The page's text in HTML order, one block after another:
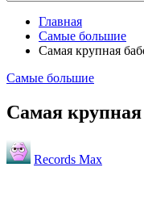
Главная
Самые большие
Самая крупная
Опубликовано
Самые большие
Самая крупная
Запись
от
Records Max